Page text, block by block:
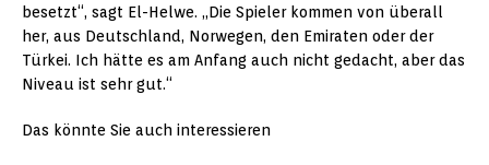
besetzt“, sagt El-Helwe. „Die Spieler kommen von überall
her, aus Deutschland, Norwegen, den Emiraten oder der
Türkei. Ich hätte es am Anfang auch nicht gedacht, aber das
Niveau ist sehr gut.“
Das könnte Sie auch interessieren